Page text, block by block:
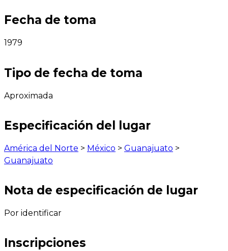
Fecha de toma
1979
Tipo de fecha de toma
Aproximada
Especificación del lugar
América del Norte > México > Guanajuato >
Guanajuato
Nota de especificación de lugar
Por identificar
Inscripciones